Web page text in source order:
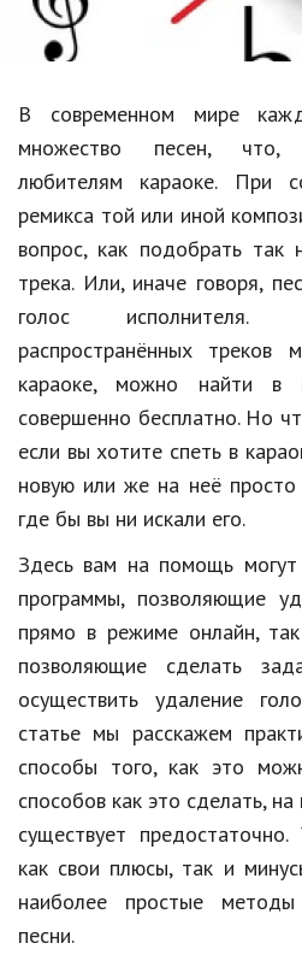
Авто, мото
Знаменитости
Статьи
Обзоры
Рецепты
Красота и здоровье
Hi-Tech. Интернет
Авто, мото
Дом и сад
Недвижимость
Спорт и фитнес
Психология и отношения
Творчество и рукоделие
Разное
Работа и бизнес
Животные
Еда и напитки
Праздники и подарки
В современном мире
множество песен, что,
любителям караоке. При
ремикса той или иной
вопрос, как подобрать так
трека. Или, иначе говоря,
голос исполнителя.
распространённых треков
караоке, можно найти в
совершенно бесплатно. Но
если вы хотите спеть в
новую или же на неё просто
где бы вы ни искали его.
Здесь вам на помощь могут
программы, позволяющие
прямо в режиме онлайн,
позволяющие сделать
осуществить удаление
статье мы расскажем
способы того, как это
способов как это сделать,
существует
как свои плюсы, так и
наиболее простые
песни.